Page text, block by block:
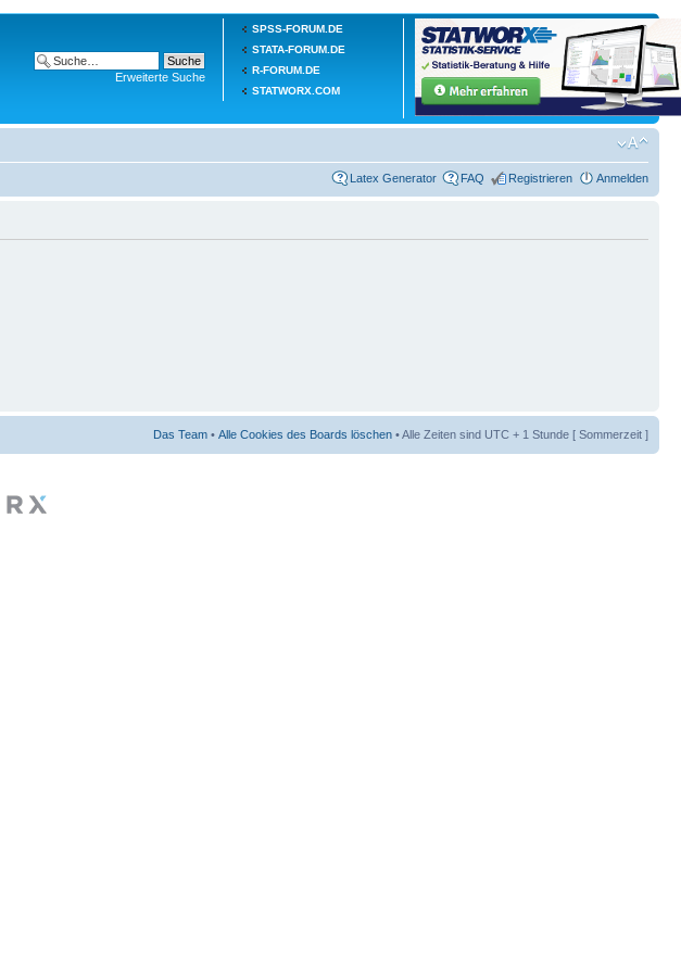
SPSS-FORUM.DE
STATA-FORUM.DE
R-FORUM.DE
STATWORX.COM
Erweiterte Suche
Latex Generator FAQ Registrieren Anmelden
Das Team • Alle Cookies des Boards löschen • Alle Zeiten sind UTC + 1 Stunde [ Sommerzeit ]